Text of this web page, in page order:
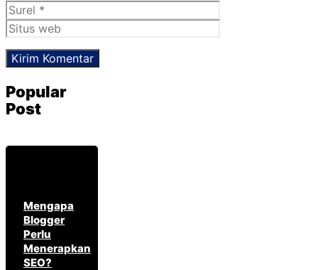
Surel
Situs
Popular
Post
Mengapa
Blogger
Perlu
Menerapkan
SEO?